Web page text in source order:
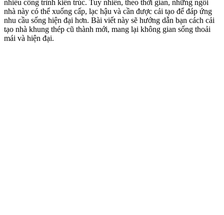
nhiều công trình kiến trúc. Tuy nhiên, theo thời gian, những ngôi
nhà này có thể xuống cấp, lạc hậu và cần được cải tạo để đáp ứng
nhu cầu sống hiện đại hơn. Bài viết này sẽ hướng dẫn bạn cách cải
tạo nhà khung thép cũ thành mới, mang lại không gian sống thoải
mái và hiện đại.